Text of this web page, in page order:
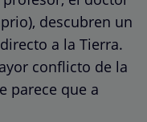
descubren un
a la Tierra.
conflicto de la
parece que a